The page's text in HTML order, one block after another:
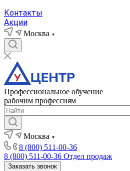
Контакты
Акции
Москва
Профессиональное обучение
рабочим профессиям
Москва
8 (800) 511-00-36
8 (800) 511-00-36 Отдел продаж
Заказать звонок